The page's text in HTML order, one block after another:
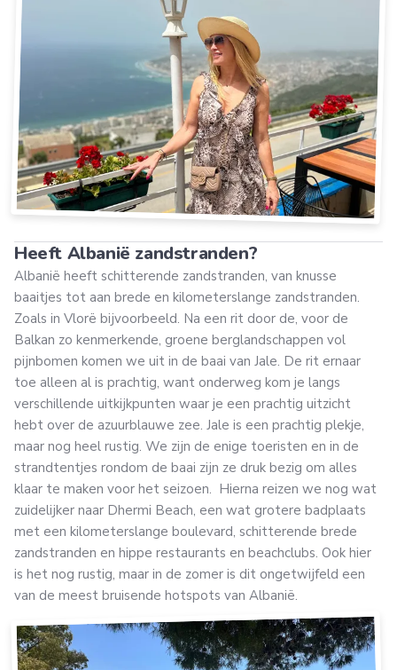
Heeft Albanië zandstranden?
Albanië heeft schitterende zandstranden, van knusse
baaitjes tot aan brede en kilometerslange zandstranden.
Zoals in Vlorë bijvoorbeeld. Na een rit door de, voor de
Balkan zo kenmerkende, groene berglandschappen vol
pijnbomen komen we uit in de baai van Jale. De rit ernaar
toe alleen al is prachtig, want onderweg kom je langs
verschillende uitkijkpunten waar je een prachtig uitzicht
hebt over de azuurblauwe zee. Jale is een prachtig plekje,
maar nog heel rustig. We zijn de enige toeristen en in de
strandtentjes rondom de baai zijn ze druk bezig om alles
klaar te maken voor het seizoen. Hierna reizen we nog wat
zuidelijker naar Dhermi Beach, een wat grotere badplaats
met een kilometerslange boulevard, schitterende brede
zandstranden en hippe restaurants en beachclubs. Ook hier
is het nog rustig, maar in de zomer is dit ongetwijfeld een
van de meest bruisende hotspots van Albanië.